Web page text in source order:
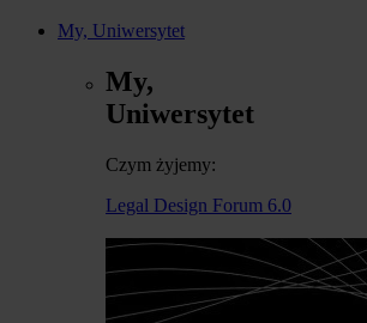
My, Uniwersytet
My,
Uniwersytet
Czym żyjemy:
Legal Design Forum 6.0